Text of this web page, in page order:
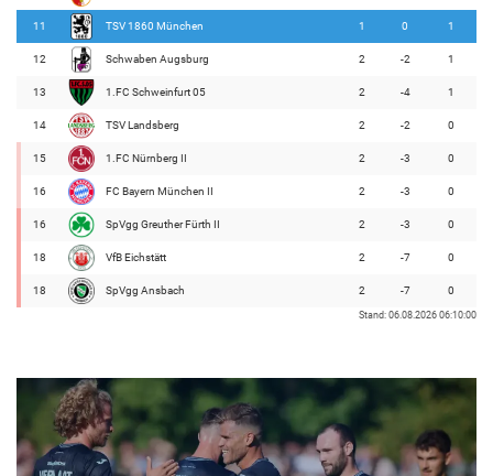
11 TSV 1860 München 1 0 1
12 Schwaben Augsburg 2 -2 1
13 1.FC Schweinfurt 05 2 -4 1
14 TSV Landsberg 2 -2 0
15 1.FC Nürnberg II 2 -3 0
16 FC Bayern München II 2 -3 0
16 SpVgg Greuther Fürth II 2 -3 0
18 VfB Eichstätt 2 -7 0
18 SpVgg Ansbach 2 -7 0
Stand: 06.08.2026 06:10:00